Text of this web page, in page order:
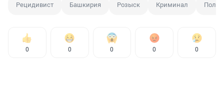
Рецидивист Башкирия Розыск Криминал
0 0 0 0 0